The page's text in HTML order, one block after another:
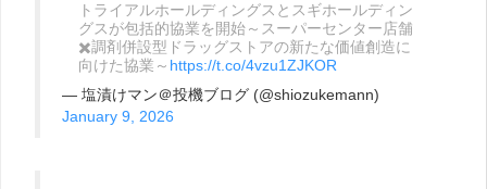
トライアルホールディングスとスギホールディン
グスが包括的協業を開始～スーパーセンター店舗
✖️調剤併設型ドラッグストアの新たな価値創造に
向けた協業～ https://t.co/4vzu1ZJKOR
— 塩漬けマン＠投機ブログ (@shiozukemann)
January 9, 2026